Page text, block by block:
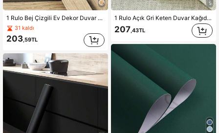
1 Rulo Bej Çizgili Ev Dekor Duvar Kağıdı, Su Geçirmez ve Yağ Geçirmez Mutfak Dekoru, Kendinden Yapışkanlı Çıkarılabilir PVC Ahşap Desenli Duvar Kağıdı. Mutfak Dolapları Yatak Odası Oturma Odası Tezgah Mobilya Tadilat Duvar Kağıdı İçin Soyun ve Yapıştırın., Tadilat Çıkartmaları Soyun Duvar Panelleri, Duvar Kağıdı, Duvar Kağıtları, Bahar Dekorasyon Ürünleri Evinizi Yenileyin, Rama Dekorasyon Çıkartmaları Hediyeler Doğum Günü Mezuniyet
31 kaldı
203,59TL
5
1 Rulo Açık Gri Keten Duvar Kağıdı Ev Dekoru Kendinden Yapışkanlı Soy ve Yapıştır Duvar Kağıdı Yatak Odası Yemek Odası Mutfak Dolapları Duvar Çıkartmaları Kalın Küf Önleyici Tezgahlar İçin Çıkarılabilir Temas Kağıdı Mobilya Yenileme Duvar Sanatı Yatak Odası Dekoru Ev Dekoru Oturma Odası Parti Dekorasyonları Oturma Odası Dekoru Ofis Dekoru Ev Dekor Ürünleri Duvar Dekoru Banyo Dekoru Oda Dekorasyonu Eşyaları Ev Dekoru Duvar Kağıtları
207,43TL